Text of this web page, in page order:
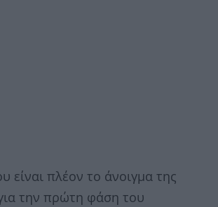
είναι πλέον το άνοιγμα της
την πρώτη φάση του